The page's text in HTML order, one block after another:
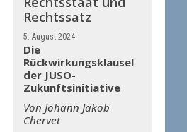
Rechtssatz
5. August 2024
Die
Rückwirkungsklausel
der JUSO-
Zukunftsinitiative
Von Johann Jakob
Chervet